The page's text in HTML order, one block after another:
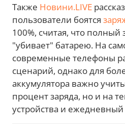
Также Новини.LIVE
пользователи боятся
100%, считая, что полный
"убивает" батарею. На
современные телефоны
сценарий, однако для
аккумулятора важно
процент заряда, но и на
устройства и